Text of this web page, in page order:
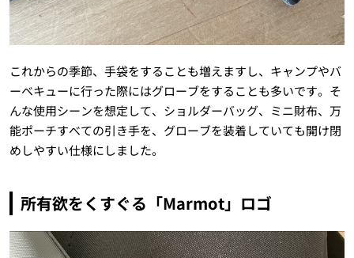
これからの季節、手袋をすることも増えますし、キャンプやバ
ーベキューに行った際にはグローブをすることも多いです。そ
んな使用シーンを想定して、ショルダーバッグ、ミニ財布、万
能ポーチすべての引き手を、グローブを装着していても開け閉
めしやすい仕様にしました。
所有欲をくすぐる「Marmot」ロゴ